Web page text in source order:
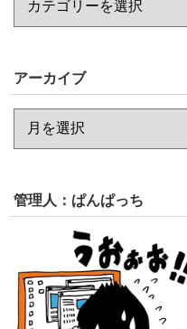
アーカイブ
管理人：ぱんぱっち